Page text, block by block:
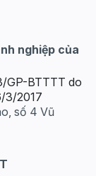
nghiệp của
GP-BTTTT do
3/2017
số 4 Vũ